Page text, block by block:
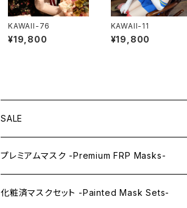
KAWAII-76
¥19,800
KAWAII-11
¥19,800
SALE
プレミアムマスク -Premium FRP Masks-
KAWAII PREMIUM Mask & Wig Sets
化粧済マスクセット -Painted Mask Sets-